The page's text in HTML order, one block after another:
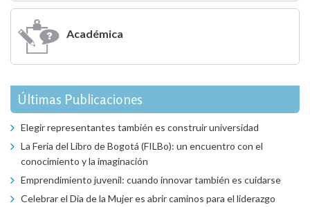
Académica
Últimas Publicaciones
Elegir representantes también es construir universidad
La Feria del Libro de Bogotá (FILBo): un encuentro con el
conocimiento y la imaginación
Emprendimiento juvenil: cuando innovar también es cuidarse
Celebrar el Día de la Mujer es abrir caminos para el liderazgo